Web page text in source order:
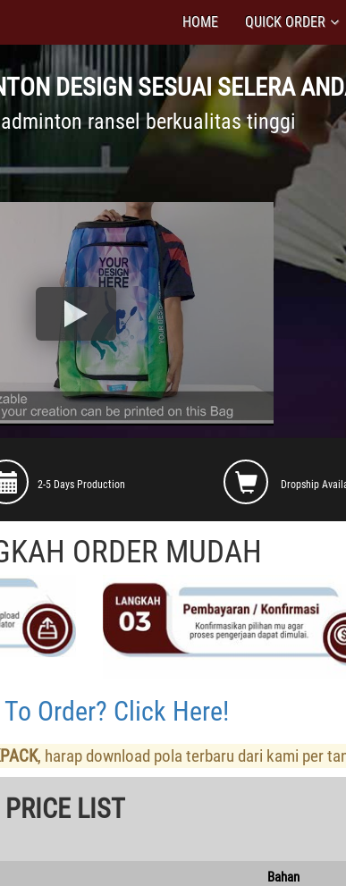
HOME QUICK ORDER
DESIGN SESUAI SELERA
ransel berkualitas tinggi
2-5 Days Production Dropship
ORDER MUDAH
Order? Click Here!
, harap download pola terbaru dari kami per
PRICE LIST
Bahan